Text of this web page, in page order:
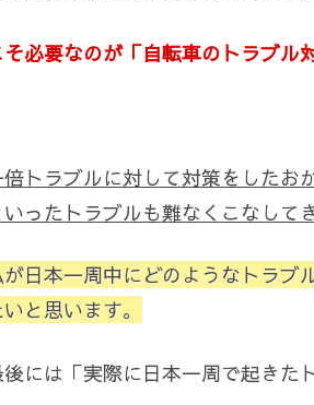
必要なのが「自転車のトラブル
トラブルに対して対策をしたお
ったトラブルも難なくこなして
が日本一周中にどのようなトラ
と思います。
には「実際に日本一周で起きた